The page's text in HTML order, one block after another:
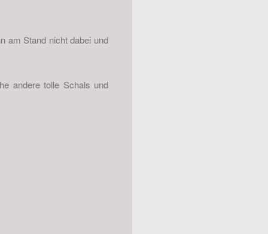
am Stand nicht dabei und
andere tolle Schals und